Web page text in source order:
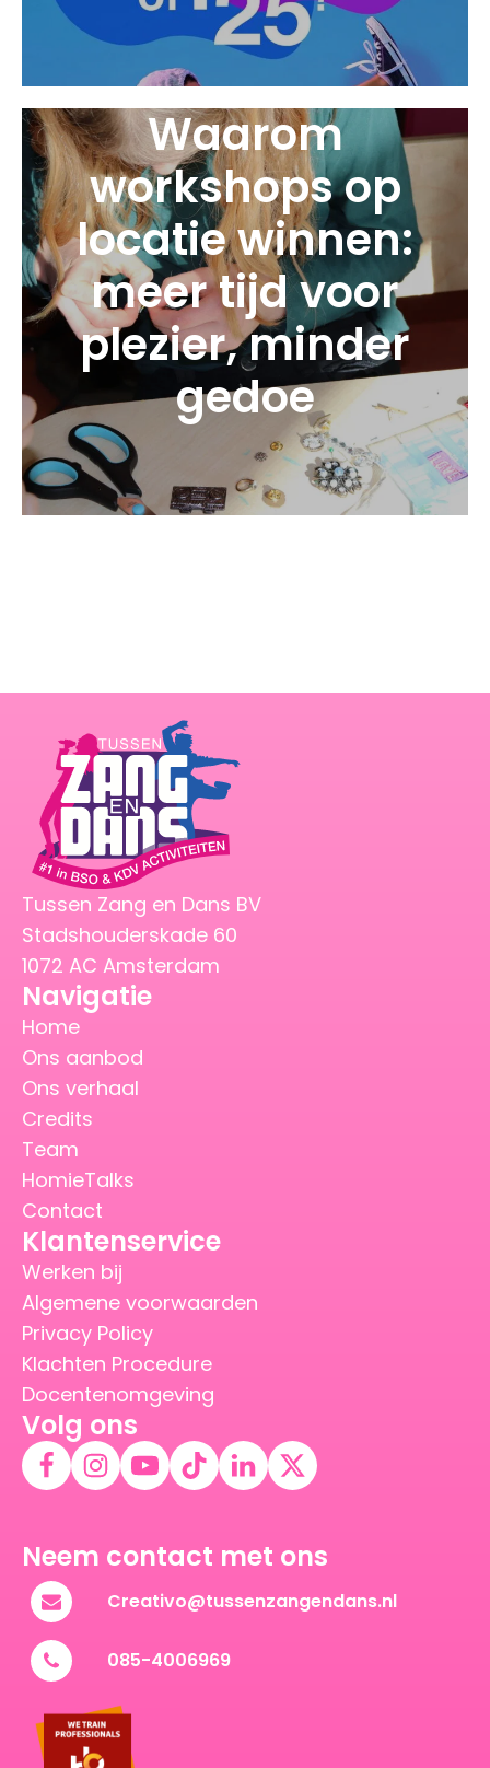
Waarom
workshops op
locatie winnen:
meer tijd voor
plezier, minder
gedoe
Tussen Zang en Dans BV
Stadshouderskade 60
1072 AC Amsterdam
Navigatie
Home
Ons aanbod
Ons verhaal
Credits
Team
HomieTalks
Contact
Klantenservice
Werken bij
Algemene voorwaarden
Privacy Policy
Klachten Procedure
Docentenomgeving
Volg ons
Neem contact met ons
Creativo@tussenzangendans.nl
085-4006969